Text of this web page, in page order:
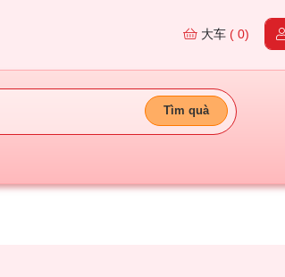
大车 ( 0)
Tìm quà